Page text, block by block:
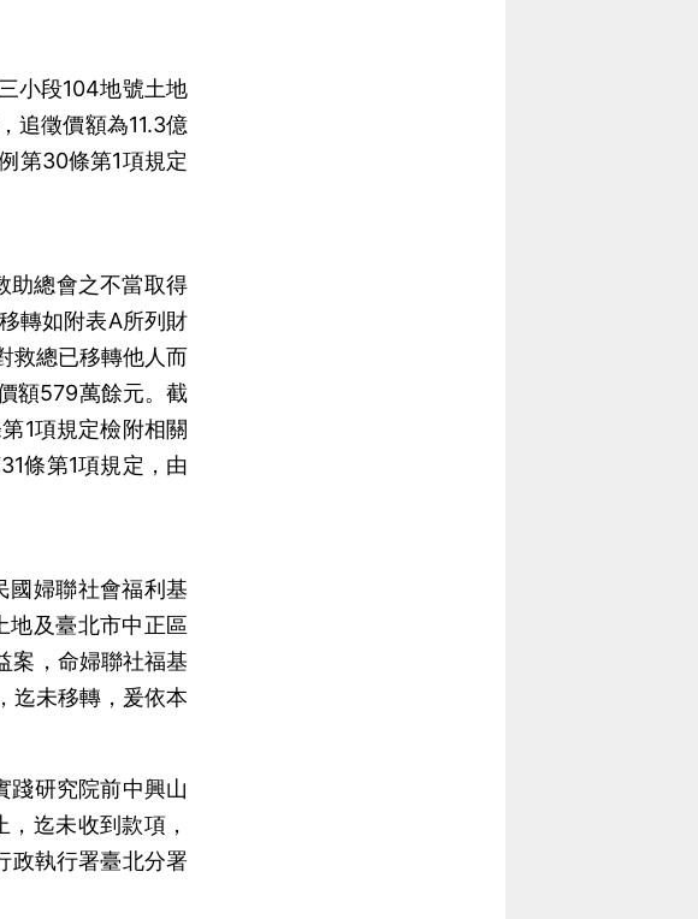
小段104地號土地
追徵價額為11.3億
第30條第1項規定
助總會之不當取得
轉如附表A所列財
救總已移轉他人而
額579萬餘元。截
1項規定檢附相關
條第1項規定，由
婦聯社會福利基
地及臺北市中正區
案，命婦聯社福基
迄未移轉，爰依本
踐研究院前中興山
迄未收到款項，
政執行署臺北分署